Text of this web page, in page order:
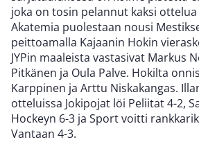
joka on tosin pelannut kaksi ottelua
Akatemia puolestaan nousi
peittoamalla Kajaanin Hokin
JYPin maaleista vastasivat Markus
Pitkänen ja Oula Palve. Hokilta
Karppinen ja Arttu Niskakangas.
otteluissa Jokipojat löi Peliitat 4-2,
Hockeyn 6-3 ja Sport voitti
Vantaan 4-3.